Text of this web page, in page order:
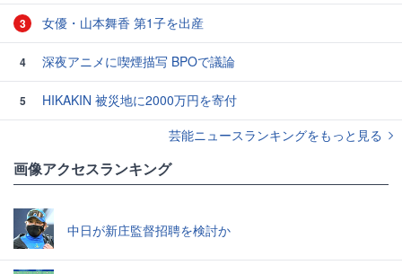
3 女優・山本舞香 第1子を出産
4 深夜アニメに喫煙描写 BPOで議論
5
HIKAKIN 被災地に2000万円を寄付
芸能ニュースランキングをもっと見る
画像アクセスランキング
中日が新庄監督招聘を検討か